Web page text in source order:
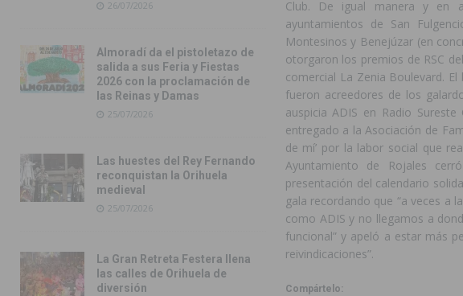
Club. De igual manera y en
ayuntamientos de San
Montesinos y Benejúzar (en
otorgaron los premios de RSC
comercial La Zenia Boulevard.
fueron acreedores de los
auspicia ADIS en Radio
entregado a la Asociación de
de mí’ por la labor social que
Ayuntamiento de Rojales
presentación del calendario
gala recordando que “a veces a
como ADIS y no llegamos a
funcional” y apeló a estar más
reivindicaciones”.
Compártelo:
26/07/2026
Almoradí da el pistoletazo de
salida a sus Feria y Fiestas
2026 con la proclamación de
las Reinas y Damas
25/07/2026
Las huestes del Rey Fernando
reconquistan la Orihuela
medieval
25/07/2026
La Gran Retreta Festera llena
las calles de Orihuela de
diversión